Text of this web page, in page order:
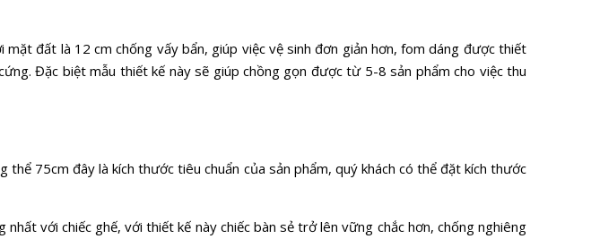
đất là 12 cm chống vấy bẩn, giúp việc vệ sinh đơn giản hơn, fom dáng được thiết
Đặc biệt mẫu thiết kế này sẽ giúp chồng gọn được từ 5-8 sản phẩm cho việc thu
75cm đây là kích thước tiêu chuẩn của sản phẩm, quý khách có thể đặt kích thước
với chiếc ghế, với thiết kế này chiếc bàn sẻ trở lên vững chắc hơn, chống nghiêng